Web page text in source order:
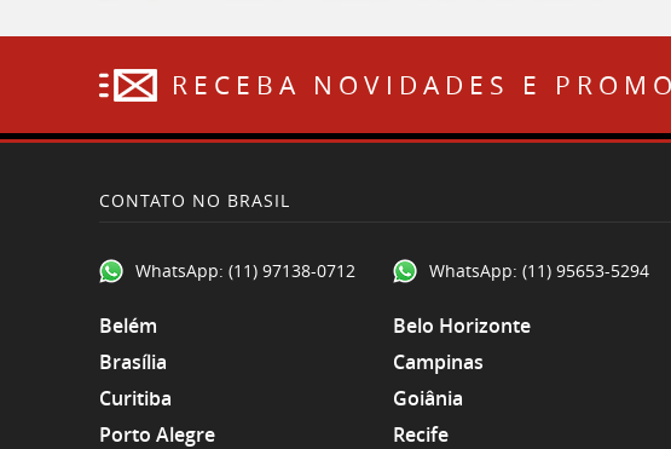
RECEBA NOVIDADES E
CONTATO NO BRASIL
WhatsApp: (11) 97138-0712 WhatsApp: (11) 95653-5294
Belém
Belo Horizonte
Brasília
Campinas
Curitiba
Goiânia
Porto Alegre
Recife